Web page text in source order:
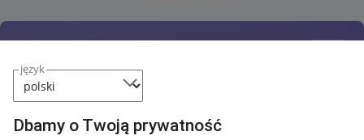
język
Dbamy o Twoją prywatność